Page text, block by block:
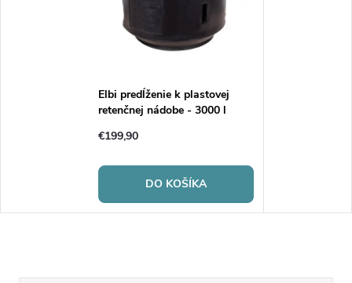
Elbi predĺženie k plastovej
retenčnej nádobe - 3000 l
€199,90
DO KOŠÍKA